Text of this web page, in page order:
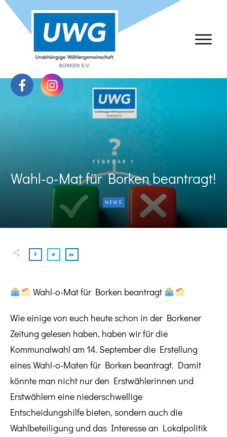
FEBRUAR 1
Wahl-o-Mat für Borken beantragt!
NEWS
Wahl-o-Mat für Borken beantragt
Wie einige von euch heute schon in der Borkener
Zeitung gelesen haben, haben wir für die
Kommunalwahl am 14. September die Erstellung
eines Wahl-o-Maten für Borken beantragt. Damit
könnte man nicht nur den Erstwählerinnen und
Erstwählern eine niederschwellige
Entscheidungshilfe bieten, sondern auch die
Wahlbeteiligung und das Interesse an Lokalpolitik